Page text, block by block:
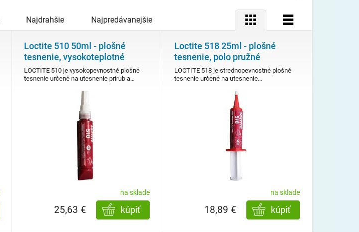
Najdrahšie Najpredávanejšie Mriežka
Loctite 510 50ml - plošné
tesnenie, vysokoteplotné
LOCTITE 510 je vysokopevnostné plošné
tesnenie určené na utesnenie prírub a…
na sklade
kúpiť
25,63 €
Loctite 518 25ml - plošné
tesnenie, polo pružné
LOCTITE 518 je strednopevnostné plošné
tesnenie určené na utesnenie…
na sklade
kúpiť
18,89 €